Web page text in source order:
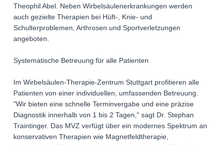
Theophil Abel. Neben Wirbelsäulenerkrankungen werden
auch gezielte Therapien bei Hüft-, Knie- und
Schulterproblemen, Arthrosen und Sportverletzungen
angeboten.
Systematische Betreuung für alle Patienten
Im Wirbelsäulen-Therapie-Zentrum Stuttgart profitieren alle
Patienten von einer individuellen, umfassenden Betreuung.
"Wir bieten eine schnelle Terminvergabe und eine präzise
Diagnostik innerhalb von 1 bis 2 Tagen," sagt Dr. Stephan
Traintinger. Das MVZ verfügt über ein modernes Spektrum an
konservativen Therapien wie Magnetfeldtherapie,